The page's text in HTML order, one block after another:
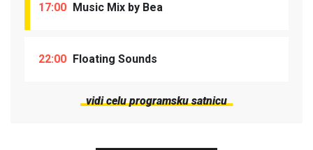
17:00 Music Mix by Bea
22:00 Floating Sounds
vidi celu programsku satnicu